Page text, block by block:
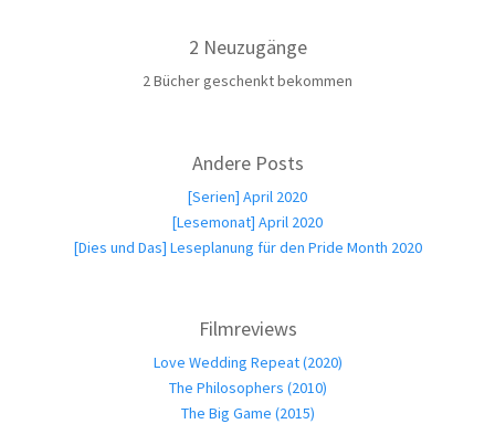
2 Neuzugänge
2 Bücher geschenkt bekommen
Andere Posts
[Serien] April 2020
[Lesemonat] April 2020
[Dies und Das] Leseplanung für den Pride Month 2020
Filmreviews
Love Wedding Repeat (2020)
The Philosophers (2010)
The Big Game (2015)